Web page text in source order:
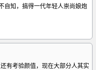
自知，搞得一代年轻人崇尚娘炮
有考验颜值，现在大部分人其实